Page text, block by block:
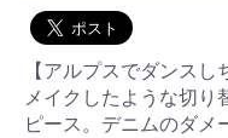
【アルプスでダンス
メイクしたような切り
ピース。デニムのダメ